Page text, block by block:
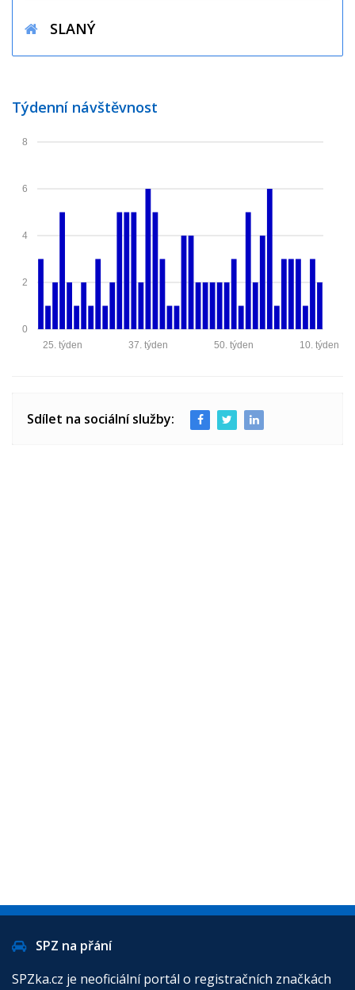
SLANÝ
Týdenní návštěvnost
0
2
4
6
8
10. týden
50. týden
37. týden
25. týden
Sdílet na sociální služby:
SPZ na přání
SPZka.cz je neoficiální portál o registračních značkách